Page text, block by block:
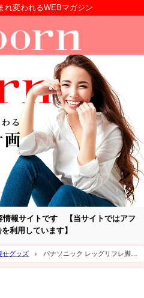
れ変われるWEBマガジン
情報サイトです 【当サイトではアフ
利用しています】
せグッズ
パナソニック レッグリフレ脚痩